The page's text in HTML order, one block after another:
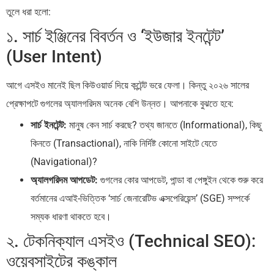
তুলে ধরা হলো:
১. সার্চ ইঞ্জিনের বিবর্তন ও ‘ইউজার ইনটেন্ট’
(User Intent)
আগে এসইও মানেই ছিল কিউওয়ার্ড দিয়ে কন্টেন্ট ভরে ফেলা। কিন্তু ২০২৬ সালের
প্রেক্ষাপটে গুগলের অ্যালগরিদম অনেক বেশি উন্নত। আপনাকে বুঝতে হবে:
সার্চ ইনটেন্ট: মানুষ কেন সার্চ করছে? তথ্য জানতে (Informational), কিছু
কিনতে (Transactional), নাকি নির্দিষ্ট কোনো সাইটে যেতে
(Navigational)?
অ্যালগরিদম আপডেট: গুগলের কোর আপডেট, পান্ডা বা পেঙ্গুইন থেকে শুরু করে
বর্তমানের এআই-ভিত্তিক ‘সার্চ জেনারেটিভ এক্সপেরিয়েন্স’ (SGE) সম্পর্কে
সম্যক ধারণা থাকতে হবে।
২. টেকনিক্যাল এসইও (Technical SEO):
ওয়েবসাইটের কঙ্কাল